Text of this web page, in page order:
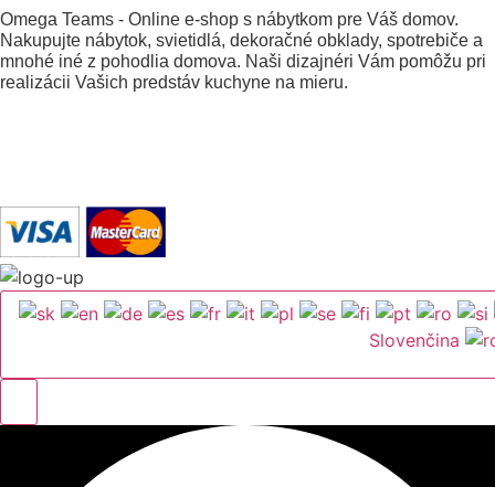
Omega Teams - Online e-shop s nábytkom pre Váš domov.
Nakupujte nábytok, svietidlá, dekoračné obklady, spotrebiče a
mnohé iné z pohodlia domova. Naši dizajnéri Vám pomôžu pri
realizácii Vašich predstáv kuchyne na mieru.
Slovenčina